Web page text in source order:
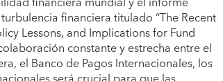
financiera titulado “The Recent
Lessons, and Implications for Fund
constante y estrecha entre el
el Banco de Pagos Internacionales, los